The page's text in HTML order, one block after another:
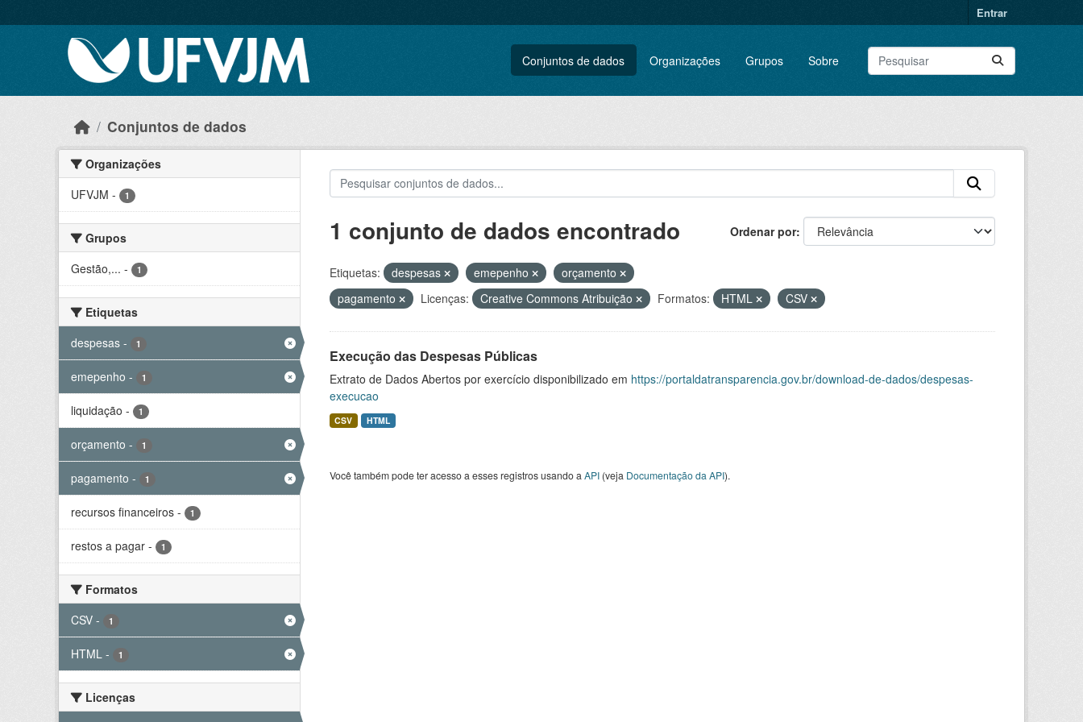
Entrar
Conjuntos de dados Organizações Grupos Sobre
Conjuntos de dados
Organizações
UFVJM - 1
Grupos
Gestão,... - 1
Etiquetas
despesas - 1
emepenho - 1
liquidação - 1
orçamento - 1
pagamento - 1
recursos financeiros - 1
restos a pagar - 1
Formatos
CSV - 1
HTML - 1
Licenças
Ordenar por
1 conjunto de dados encontrado
Etiquetas: despesas emepenho
orçamento
pagamento
Licenças: Creative Commons Atribuição Formatos: HTML CSV
Execução das Despesas Públicas
Extrato de Dados Abertos por exercício disponibilizado em https://portaldatransparencia.gov.br/download-de-dados/despesas-
execucao
CSV HTML
Você também pode ter acesso a esses registros usando a API(veja Documentação da API).